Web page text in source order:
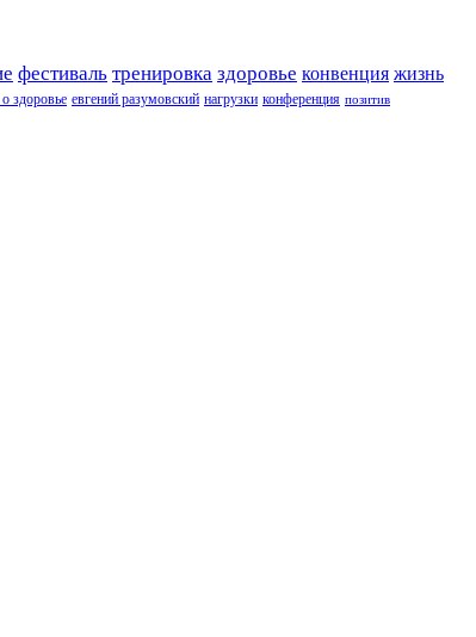
фестиваль тренировка здоровье конвенция жизнь
здоровье евгений разумовский нагрузки конференция позитив